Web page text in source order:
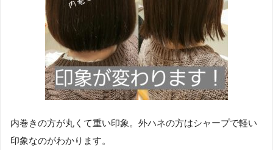
内巻きの方が丸くて重い印象。外ハネの方はシャープで軽い
印象なのがわかります。